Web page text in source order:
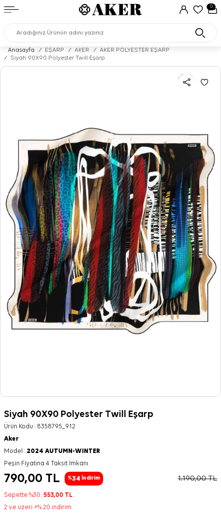
0
Anasayfa / EŞARP / AKER /
AKER POLYESTER EŞARP
/
Siyah 90X90 Polyester Twill Eşarp
Siyah 90X90 Polyester Twill Eşarp
Ürün Kodu : 8358795_912
Aker
Model : 2024 AUTUMN-WINTER
Peşin Fiyatına 4 Taksit İmkanı
790,00 TL %34 İndirim 1.190,00TL
Sepette %30 553,00 TL
2 ve üzeri +% 20 indirim